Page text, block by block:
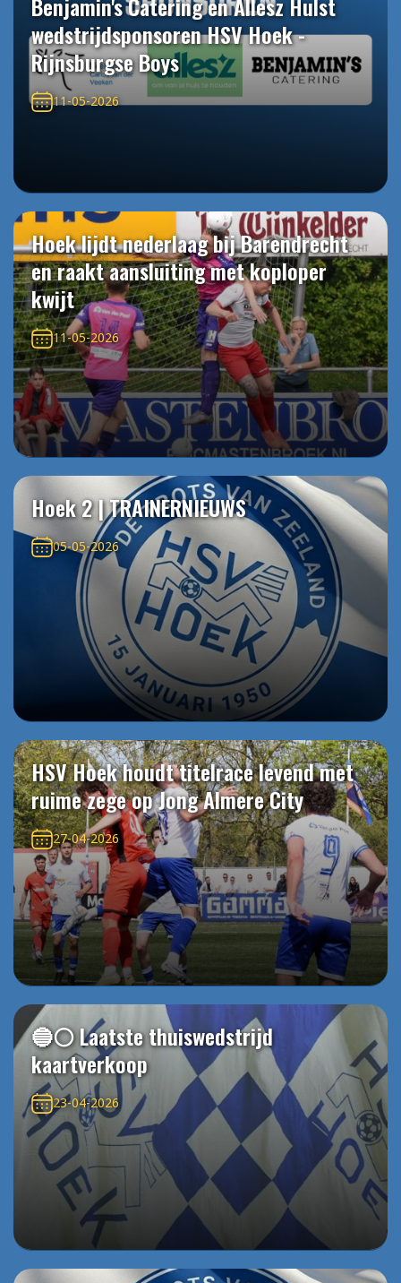
wedstrijdsponsoren HSV Hoek -
Rijnsburgse Boys
11-05-2026
Hoek lijdt nederlaag bij Barendrecht
en raakt aansluiting met koploper
kwijt
11-05-2026
Hoek 2 | TRAINERNIEUWS
05-05-2026
HSV Hoek houdt titelrace levend met
ruime zege op Jong Almere City
27-04-2026
🔵⚪️ Laatste thuiswedstrijd
kaartverkoop
23-04-2026